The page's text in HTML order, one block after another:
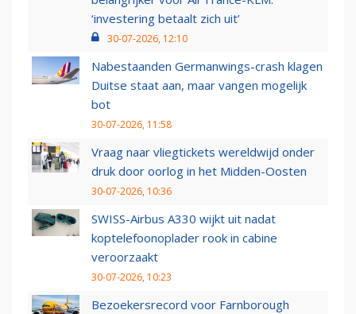
‘investering betaalt zich uit’
30-07-2026, 12:10
Nabestaanden Germanwings-crash klagen
Duitse staat aan, maar vangen mogelijk
bot
30-07-2026, 11:58
Vraag naar vliegtickets wereldwijd onder
druk door oorlog in het Midden-Oosten
30-07-2026, 10:36
SWISS-Airbus A330 wijkt uit nadat
koptelefoonoplader rook in cabine
veroorzaakt
30-07-2026, 10:23
Bezoekersrecord voor Farnborough